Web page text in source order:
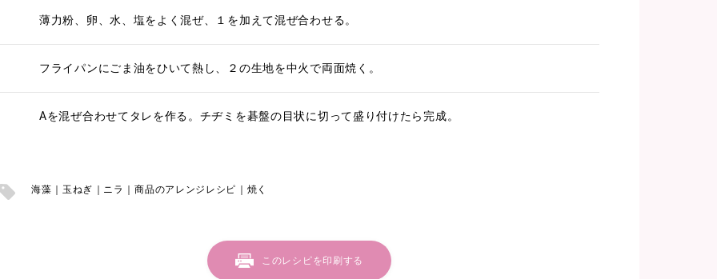
薄力粉、卵、水、塩をよく混ぜ、１を加えて混ぜ合わせる。
フライパンにごま油をひいて熱し、２の生地を中火で両面焼く。
Aを混ぜ合わせてタレを作る。チヂミを碁盤の目状に切って盛り付けたら完成。
海藻 玉ねぎ ニラ 商品のアレンジレシピ 焼く
このレシピを印刷する